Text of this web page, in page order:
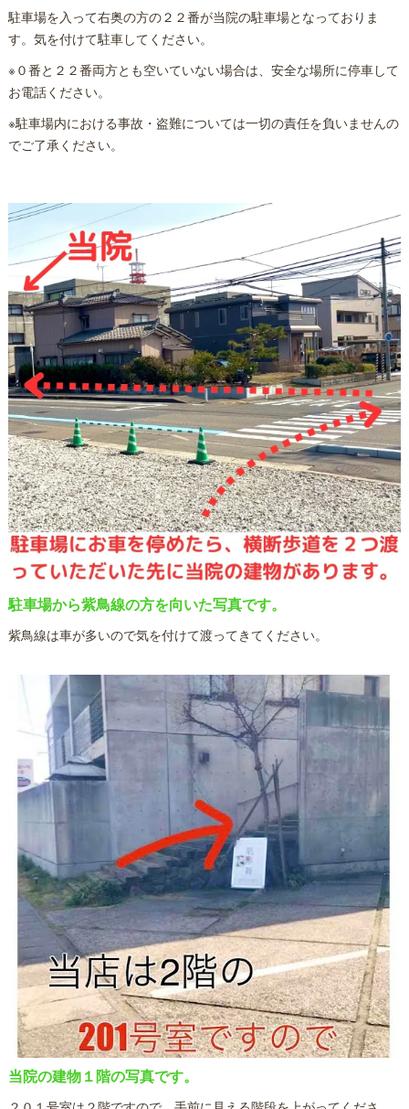
駐車場を入って右奥の方の２２番が当院の駐車場となっておりま
す。気を付けて駐車してください。
※０番と２２番両方とも空いていない場合は、安全な場所に停車して
お電話ください。
※駐車場内における事故・盗難については一切の責任を負いませんの
でご了承ください。
駐車場から紫鳥線の方を向いた写真です。
紫鳥線は車が多いので気を付けて渡ってきてください。
当院の建物１階の写真です。